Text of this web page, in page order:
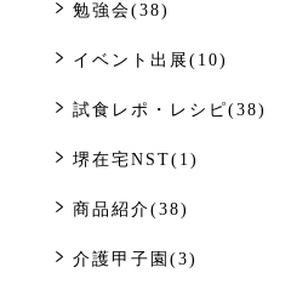
勉強会(38)
イベント出展(10)
試食レポ・レシピ(38)
堺在宅NST(1)
商品紹介(38)
介護甲子園(3)